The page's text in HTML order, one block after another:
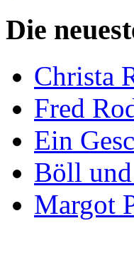
Die
Christa
Fred
Ein
Böll
Margot